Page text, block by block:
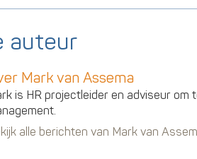
auteur
Mark van Assema
is HR projectleider en adviseur om
alle berichten van Mark van